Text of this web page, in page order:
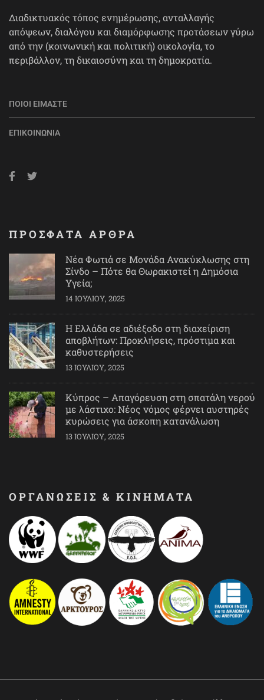
Διαδικτυακός τόπος ενημέρωσης, ανταλλαγής
απόψεων, διαλόγου και διαμόρφωσης προτάσεων γύρω
από την (κοινωνική και πολιτική) οικολογία, το
περιβάλλον, τη δικαιοσύνη και τη δημοκρατία.
ΠΟΙΟΙ ΕΊΜΑΣΤΕ
ΕΠΙΚΟΙΝΩΝΊΑ
ΠΡΟΣΦΑΤΑ ΑΡΘΡΑ
Νέα Φωτιά σε Μονάδα Ανακύκλωσης στη
Σίνδο – Πότε θα Θωρακιστεί η Δημόσια
Υγεία;
14 ΙΟΥΛΊΟΥ, 2025
Η Ελλάδα σε αδιέξοδο στη διαχείριση
αποβλήτων: Προκλήσεις, πρόστιμα και
καθυστερήσεις
13 ΙΟΥΛΊΟΥ, 2025
Κύπρος – Απαγόρευση στη σπατάλη νερού
με λάστιχο: Νέος νόμος φέρνει αυστηρές
κυρώσεις για άσκοπη κατανάλωση
13 ΙΟΥΛΊΟΥ, 2025
ΟΡΓΑΝΩΣΕΙΣ & ΚΙΝΗΜΑΤΑ